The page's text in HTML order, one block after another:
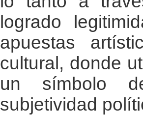
logrado
apuestas
cultural, donde
un símbolo
subjetividad